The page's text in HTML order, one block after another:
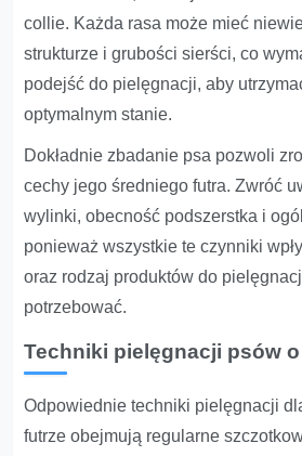
collie. Każda rasa może mieć
strukturze i grubości sierści, co
podejść do pielęgnacji, aby
optymalnym stanie.
Dokładnie zbadanie psa pozwoli
cechy jego średniego futra. Zwróć
wylinki, obecność podszerstka i
ponieważ wszystkie te czynniki
oraz rodzaj produktów do
potrzebować.
Techniki pielęgnacji psów
Odpowiednie techniki pielęgnacji
futrze obejmują regularne